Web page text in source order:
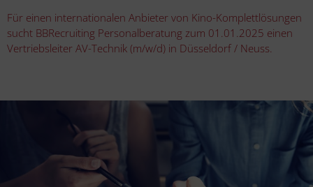
Für einen internationalen Anbieter von Kino-Komplettlösungen
sucht BBRecruiting Personalberatung zum 01.01.2025 einen
Vertriebsleiter AV-Technik (m/w/d) in Düsseldorf / Neuss.